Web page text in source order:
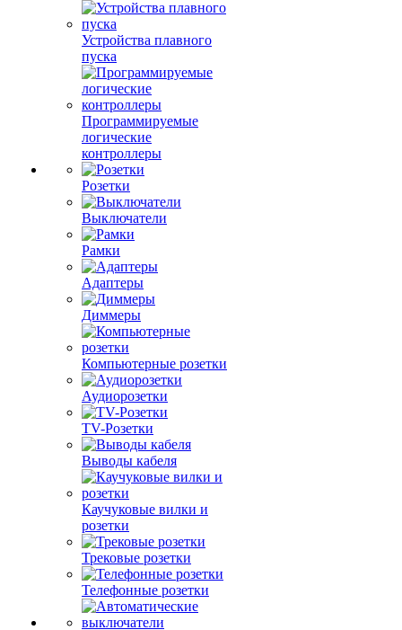
Устройства плавного
пуска
Программируемые
логические
контроллеры
Розетки
Выключатели
Рамки
Адаптеры
Диммеры
Компьютерные розетки
Аудиорозетки
TV-Розетки
Выводы кабеля
Каучуковые вилки и
розетки
Трековые розетки
Телефонные розетки